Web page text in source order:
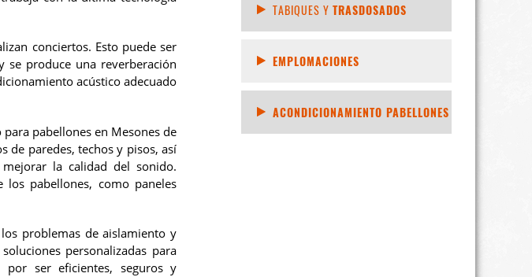
conciertos. Esto puede ser
produce una reverberación
acústico adecuado
pabellones en Mesones de
de paredes, techos y pisos, así
la calidad del sonido.
pabellones, como paneles
problemas de aislamiento y
personalizadas para
por ser eficientes, seguros y
TABIQUES Y TRASDOSADOS
EMPLOMACIONES
ACONDICIONAMIENTO PABELLONES